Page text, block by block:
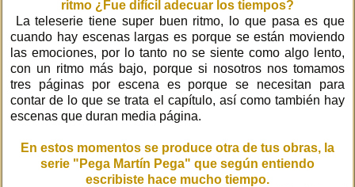
ritmo ¿Fue difícil adecuar los tiempos?
La teleserie tiene super buen ritmo, lo que pasa es que
cuando hay escenas largas es porque se están moviendo
las emociones, por lo tanto no se siente como algo lento,
con un ritmo más bajo, porque si nosotros nos tomamos
tres páginas por escena es porque se necesitan para
contar de lo que se trata el capítulo, así como también hay
escenas que duran media página.
En estos momentos se produce otra de tus obras, la
serie "Pega Martín Pega" que según entiendo
escribiste hace mucho tiempo.